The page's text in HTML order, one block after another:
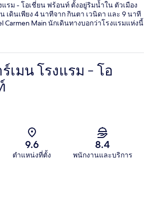
แรม - โอเชี่ยน ฟร้อนท์ ตั้งอยู่ริมน้ำใน ตัวเมือง
เดินเพียง 4 นาทีจาก กินตา เวนิดา และ 9 นาที
Carmen Main นักเดินทางบอกว่าโรงแรมแห่งนี้
เมน โรงแรม - โอ
9.6
ตำแหน่งที่ตั้ง
8.4
พนักงานและบริการ